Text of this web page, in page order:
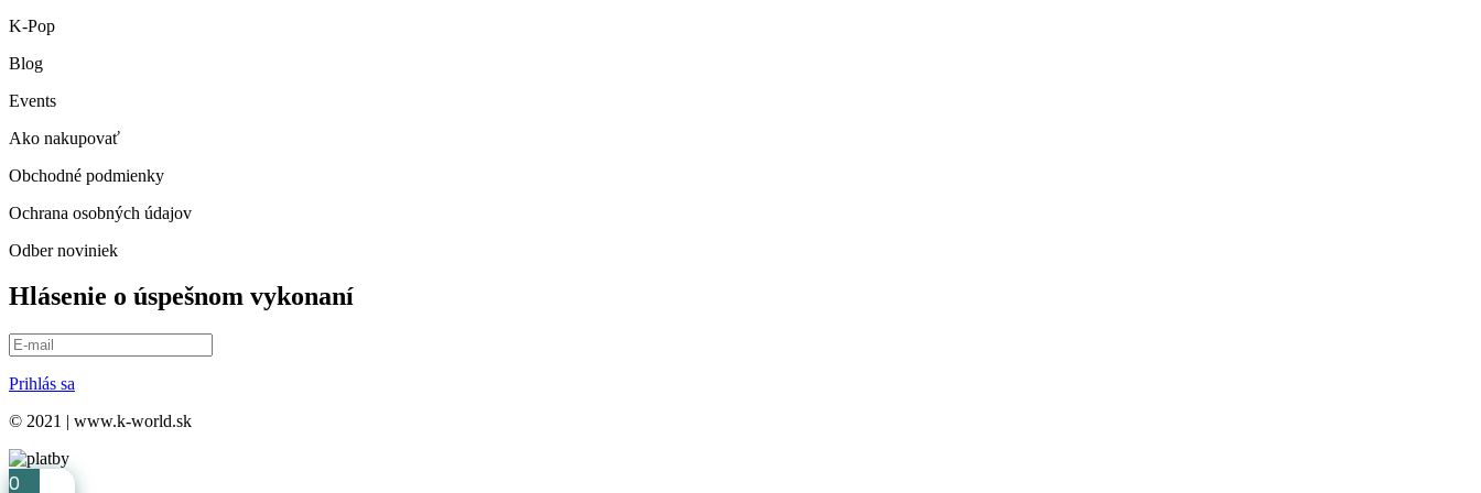
K-Pop
Blog
Events
Ako nakupovať
Obchodné podmienky
Ochrana osobných údajov
Odber noviniek
Hlásenie o úspešnom vykonaní
Prihlás sa
© 2021 | www.k-world.sk
0